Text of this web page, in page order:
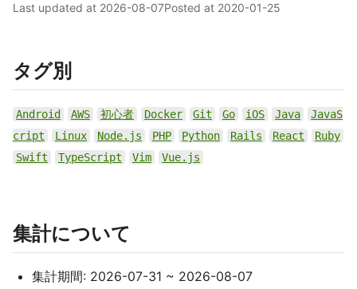
Last updated at 2026-08-07Posted at 2020-01-25
タグ別
Android AWS 初心者 Docker Git Go iOS Java
JavaS
cript
Linux Node.js PHP Python Rails React
Ruby
Swift
TypeScript Vim Vue.js
集計について
集計期間: 2026-07-31 ~ 2026-08-07